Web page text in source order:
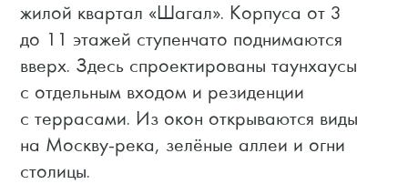
жилой квартал «Шагал». Корпуса от 3
до 11 этажей ступенчато поднимаются
вверх. Здесь спроектированы таунхаусы
с отдельным входом и резиденции
с террасами. Из окон открываются виды
на Москву-река, зелёные аллеи и огни
столицы.